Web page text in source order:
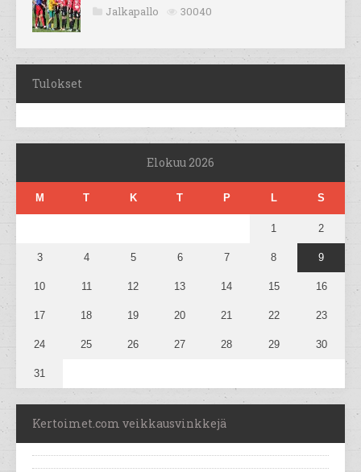
Jalkapallo 30040
Tulokset
Elokuu 2026
M T K T P L S
1 2
3 4 5 6 7 8 9
10 11 12 13 14 15 16
17 18 19 20 21 22 23
24 25 26 27 28 29 30
31
Kertoimet.com veikkausvinkkejä